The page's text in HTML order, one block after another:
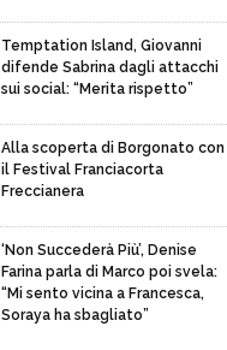
Temptation Island, Giovanni
difende Sabrina dagli attacchi
sui social: “Merita rispetto”
Alla scoperta di Borgonato con
il Festival Franciacorta
Freccianera
‘Non Succederà Più’, Denise
Farina parla di Marco poi svela:
“Mi sento vicina a Francesca,
Soraya ha sbagliato”